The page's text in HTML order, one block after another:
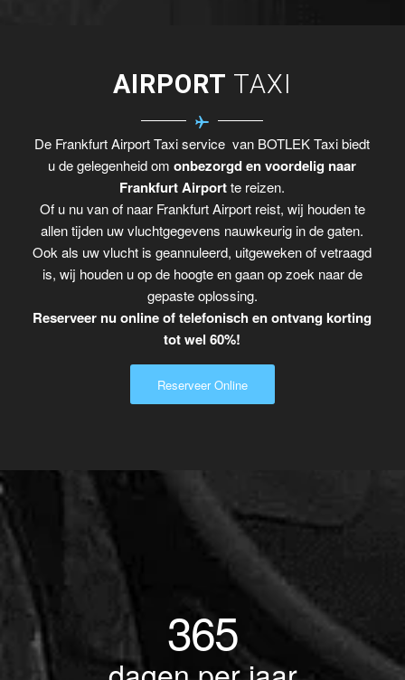
AIRPORT TAXI
De Frankfurt Airport Taxi service van BOTLEK Taxi biedt
u de gelegenheid omonbezorgd en voordelig naar
Frankfurt Airportte reizen.
Of u nu van of naar Frankfurt Airport reist, wij houden te
allen tijden uw vluchtgegevens nauwkeurig in de gaten.
Ook als uw vlucht is geannuleerd, uitgeweken of vetraagd
is, wij houden u op de hoogte en gaan op zoek naar de
gepaste oplossing.
Reserveer nu online of telefonisch en ontvang korting
tot wel 60%!
Reserveer Online
365